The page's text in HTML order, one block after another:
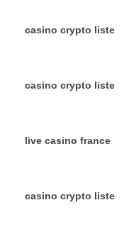
casino crypto liste
casino crypto liste
live casino france
casino crypto liste